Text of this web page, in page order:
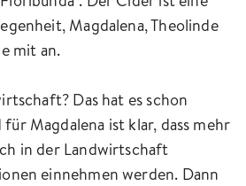
Magdalena, Theolinde
mit an.
Das hat es schon
Magdalena ist klar, dass mehr
in der Landwirtschaft
einnehmen werden. Dann